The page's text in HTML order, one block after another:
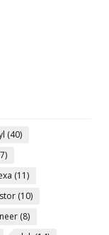
(40)
(11)
(10)
(8)